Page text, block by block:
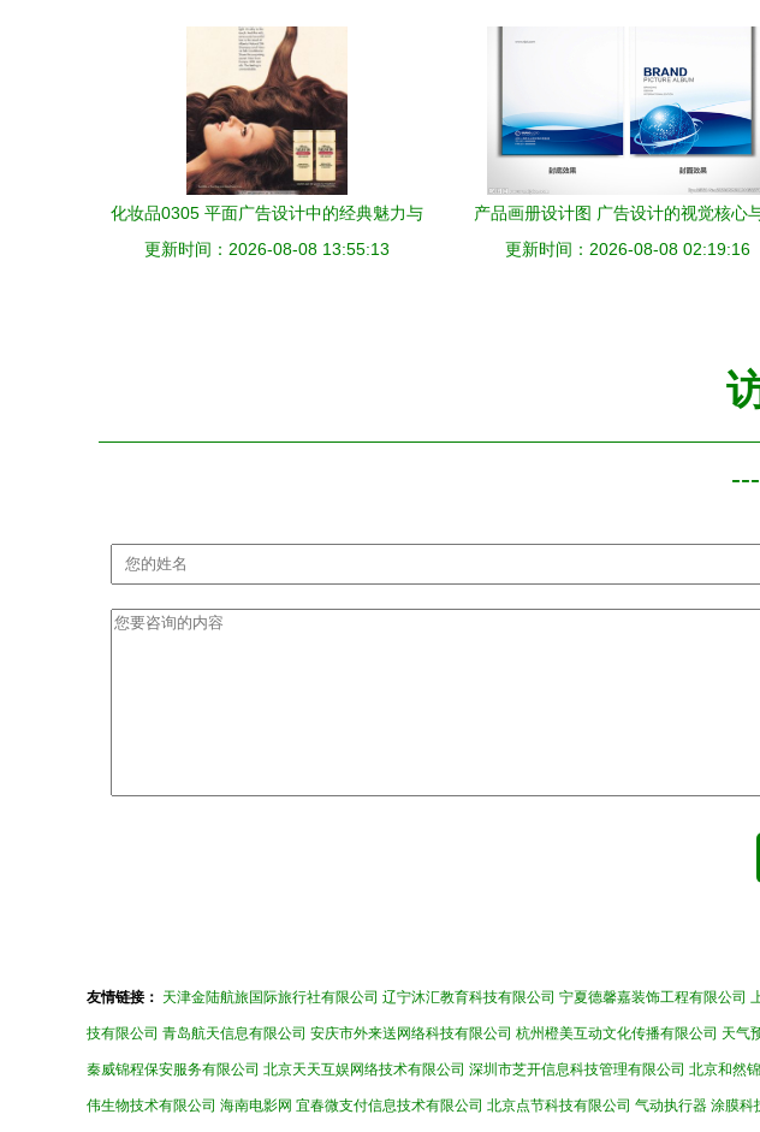
化妆品0305 平面广告设计中的经典魅力与
视觉艺术
更新时间：2026-08-08 13:55:13
产品画册设计图 广告设计的视觉核心
意宝库
更新时间：2026-08-08 02:19:16
友情链接： 天津金陆航旅国际旅行社有限公司 辽宁沐汇教育科技有限公司 宁夏德馨嘉装饰工程有限公司
技有限公司 青岛航天信息有限公司 安庆市外来送网络科技有限公司 杭州橙美互动文化传播有限公司 天气
秦威锦程保安服务有限公司 北京天天互娱网络技术有限公司 深圳市芝开信息科技管理有限公司 北京和然
伟生物技术有限公司 海南电影网 宜春微支付信息技术有限公司 北京点节科技有限公司 气动执行器 涂膜科